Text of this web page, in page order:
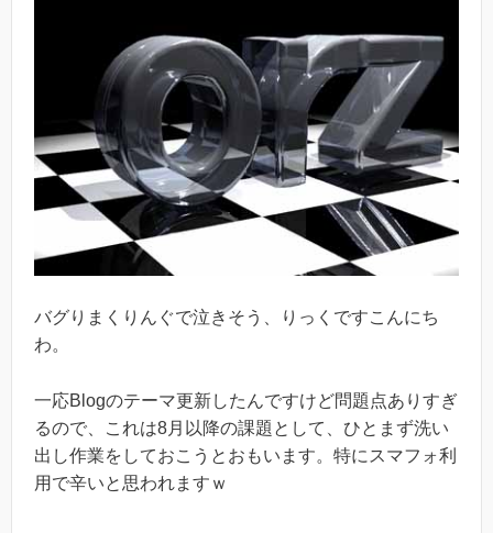
バグりまくりんぐで泣きそう、りっくですこんにち
わ。
一応Blogのテーマ更新したんですけど問題点ありすぎ
るので、これは8月以降の課題として、ひとまず洗い
出し作業をしておこうとおもいます。特にスマフォ利
用で辛いと思われますｗ